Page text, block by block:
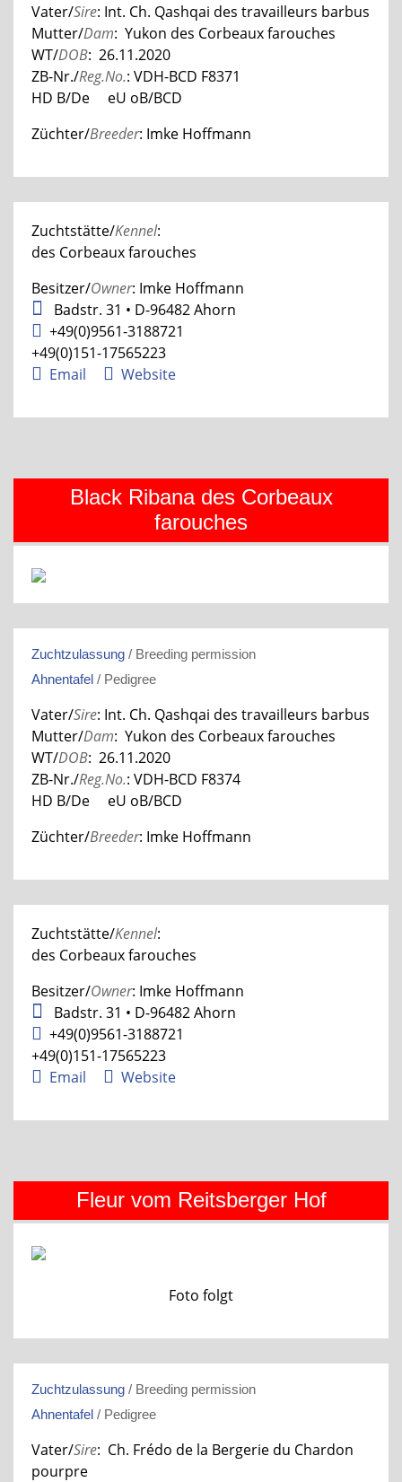
Vater/Sire: Int. Ch. Qashqai des travailleurs barbus
Mutter/Dam: Yukon des Corbeaux farouches
WT/DOB: 26.11.2020
ZB-Nr./Reg.No.: VDH-BCD F8371
HD B/De eU oB/BCD
Züchter/Breeder: Imke Hoffmann
Zuchtstätte/Kennel:
des Corbeaux farouches
Besitzer/Owner: Imke Hoffmann
Badstr. 31 • D-96482 Ahorn
+49(0)9561-3188721
+49(0)151-17565223
Email
Website
Black Ribana des Corbeaux
farouches
Zuchtzulassung / Breeding permission
Ahnentafel / Pedigree
Vater/Sire: Int. Ch. Qashqai des travailleurs barbus
Mutter/Dam: Yukon des Corbeaux farouches
WT/DOB: 26.11.2020
ZB-Nr./Reg.No.: VDH-BCD F8374
HD B/De eU oB/BCD
Züchter/Breeder: Imke Hoffmann
Zuchtstätte/Kennel:
des Corbeaux farouches
Besitzer/Owner: Imke Hoffmann
Badstr. 31 • D-96482 Ahorn
+49(0)9561-3188721
+49(0)151-17565223
Email
Website
Fleur vom Reitsberger Hof
Foto folgt
Zuchtzulassung / Breeding permission
Ahnentafel / Pedigree
Vater/Sire: Ch. Frédo de la Bergerie du Chardon
pourpre